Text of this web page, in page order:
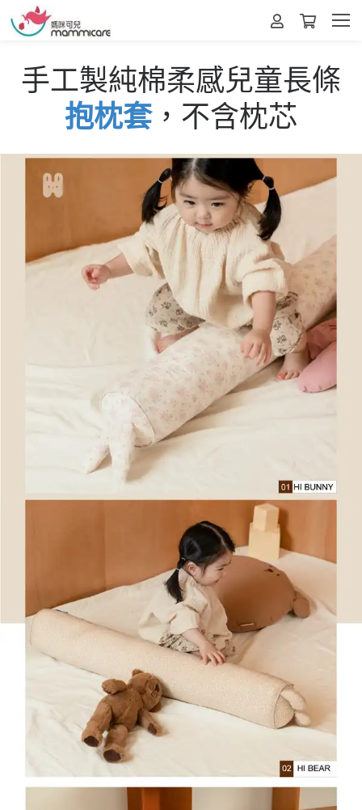
手工製純棉柔感兒童長條
抱枕套，不含枕芯